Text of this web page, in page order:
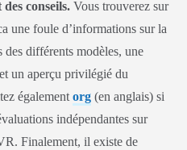
conseils.Vous trouverez sur
une foule d’informations sur la
des différents modèles, une
un aperçu privilégié du
également org(en anglais) si
indépendantes sur
Finalement, il existe de